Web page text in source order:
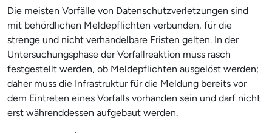
Die meisten Vorfälle von Datenschutzverletzungen sind
mit behördlichen Meldepflichten verbunden, für die
strenge und nicht verhandelbare Fristen gelten. In der
Untersuchungsphase der Vorfallreaktion muss rasch
festgestellt werden, ob Meldepflichten ausgelöst werden;
daher muss die Infrastruktur für die Meldung bereits vor
dem Eintreten eines Vorfalls vorhanden sein und darf nicht
erst währenddessen aufgebaut werden.